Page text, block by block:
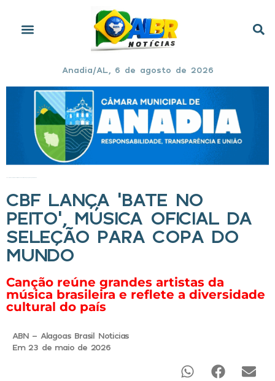
Anadia/AL, 6 de agosto de 2026
CBF LANÇA ‘BATE NO
PEITO’, MÚSICA OFICIAL DA
SELEÇÃO PARA COPA DO
MUNDO
Canção reúne grandes artistas da
música brasileira e reflete a diversidade
cultural do país
ABN - Alagoas Brasil Noticias
Em 23 de maio de 2026